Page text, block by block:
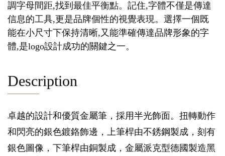
調字母間距,找到最佳平衡點。記住,字體不僅是傳達
信息的工具,更是品牌個性的視覺表現。選擇一個既
能在小尺寸下保持清晰,又能準確傳達品牌形象的字
體,是logo設計成功的關鍵之一。
Description
卓越的設計和優質金屬筆，採用半光飾面。扭轉動作
和閃亮的銀色鍍鉻飾邊，上筆桿由不銹鋼製成，刻有
銀色圖像，下筆桿由銅製成，金屬派克型德國製造黑